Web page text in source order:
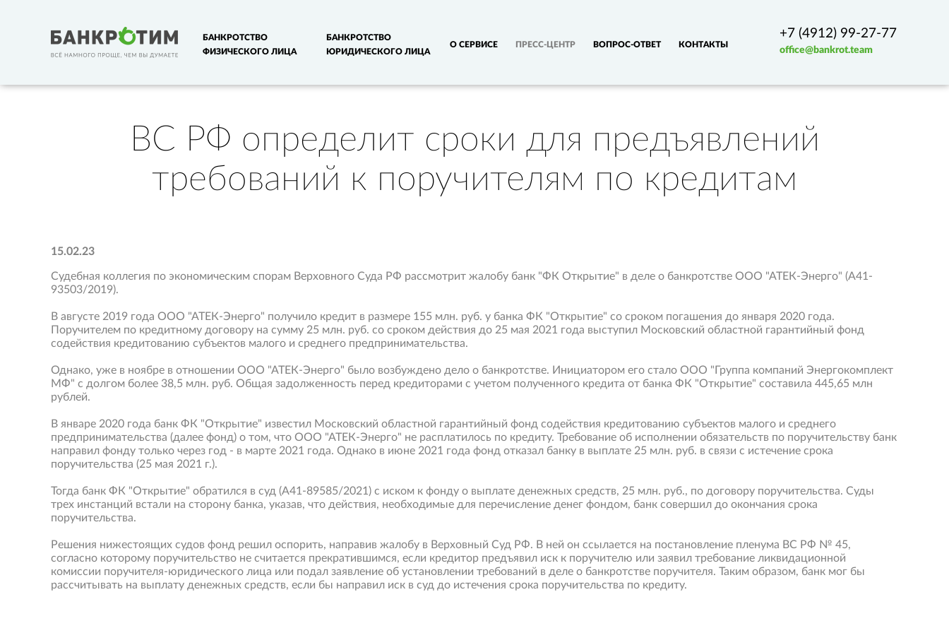
БАНКРОТСТВО
ФИЗИЧЕСКОГО ЛИЦА
БАНКРОТСТВО
ЮРИДИЧЕСКОГО ЛИЦА
О СЕРВИСЕ ПРЕСС-ЦЕНТР ВОПРОС-ОТВЕТ КОНТАКТЫ
+7 (4912) 99-27-77
office@bankrot.team
ВС РФ определит сроки для предъявлений
требований к поручителям по кредитам
15.02.23
Судебная коллегия по экономическим спорам Верховного Суда РФ рассмотрит жалобу банк "ФК Открытие" в деле о банкротстве ООО "АТЕК-Энерго" (А41-
93503/2019).
В августе 2019 года ООО "АТЕК-Энерго" получило кредит в размере 155 млн. руб. у банка ФК "Открытие" со сроком погашения до января 2020 года.
Поручителем по кредитному договору на сумму 25 млн. руб. со сроком действия до 25 мая 2021 года выступил Московский областной гарантийный фонд
содействия кредитованию субъектов малого и среднего предпринимательства.
Однако, уже в ноябре в отношении ООО "АТЕК-Энерго" было возбуждено дело о банкротстве. Инициатором его стало ООО "Группа компаний Энергокомплект
МФ" с долгом более 38,5 млн. руб. Общая задолженность перед кредиторами с учетом полученного кредита от банка ФК "Открытие" составила 445,65 млн
рублей.
В январе 2020 года банк ФК "Открытие" известил Московский областной гарантийный фонд содействия кредитованию субъектов малого и среднего
предпринимательства (далее фонд) о том, что ООО "АТЕК-Энерго" не расплатилось по кредиту. Требование об исполнении обязательств по поручительству банк
направил фонду только через год - в марте 2021 года. Однако в июне 2021 года фонд отказал банку в выплате 25 млн. руб. в связи с истечение срока
поручительства (25 мая 2021 г.).
Тогда банк ФК "Открытие" обратился в суд (А41-89585/2021) с иском к фонду о выплате денежных средств, 25 млн. руб., по договору поручительства. Суды
трех инстанций встали на сторону банка, указав, что действия, необходимые для перечисление денег фондом, банк совершил до окончания срока
поручительства.
Решения нижестоящих судов фонд решил оспорить, направив жалобу в Верховный Суд РФ. В ней он ссылается на постановление пленума ВС РФ № 45,
согласно которому поручительство не считается прекратившимся, если кредитор предъявил иск к поручителю или заявил требование ликвидационной
комиссии поручителя-юридического лица или подал заявление об установлении требований в деле о банкротстве поручителя. Таким образом, банк мог бы
рассчитывать на выплату денежных средств, если бы направил иск в суд до истечения срока поручительства по кредиту.